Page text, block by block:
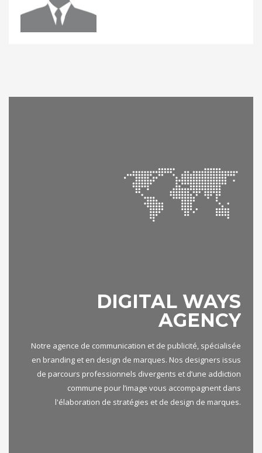
DIGITAL WAYS
AGENCY
Notre agence de communication et de publicité, spécialisée
en branding et en design de marques. Nos designers issus
de parcours professionnels divergents et d’une addiction
commune pour l’image vous accompagnent dans
l'élaboration de stratégies et de design de marques.